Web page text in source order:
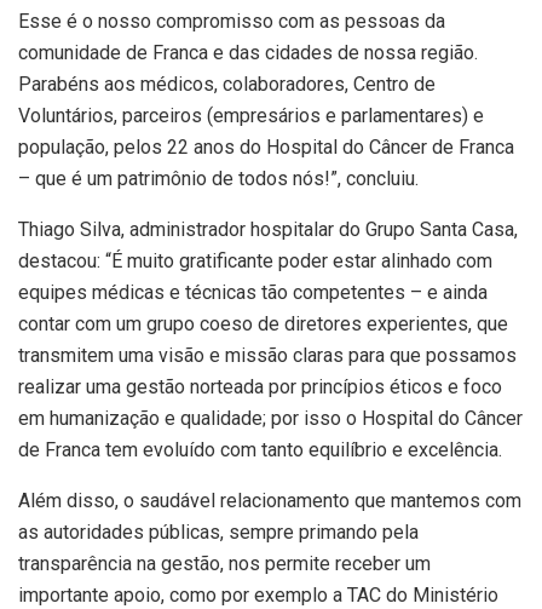
Esse é o nosso compromisso com as pessoas da
comunidade de Franca e das cidades de nossa região.
Parabéns aos médicos, colaboradores, Centro de
Voluntários, parceiros (empresários e parlamentares) e
população, pelos 22 anos do Hospital do Câncer de Franca
– que é um patrimônio de todos nós!”, concluiu.
Thiago Silva, administrador hospitalar do Grupo Santa Casa,
destacou: “É muito gratificante poder estar alinhado com
equipes médicas e técnicas tão competentes – e ainda
contar com um grupo coeso de diretores experientes, que
transmitem uma visão e missão claras para que possamos
realizar uma gestão norteada por princípios éticos e foco
em humanização e qualidade; por isso o Hospital do Câncer
de Franca tem evoluído com tanto equilíbrio e excelência.
Além disso, o saudável relacionamento que mantemos com
as autoridades públicas, sempre primando pela
transparência na gestão, nos permite receber um
importante apoio, como por exemplo a TAC do Ministério